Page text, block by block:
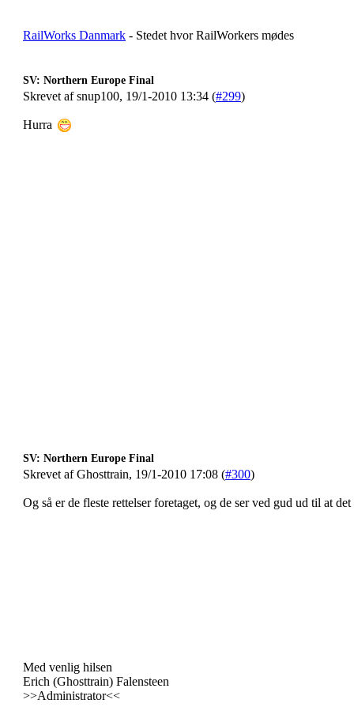
RailWorks Danmark - Stedet hvor RailWorkers mødes
SV: Northern Europe Final
Skrevet af snup100, 19/1-2010 13:34 (#299)
Hurra
SV: Northern Europe Final
Skrevet af Ghosttrain, 19/1-2010 17:08 (#300)
Og så er de fleste rettelser foretaget, og de ser ved gud ud til at
Med venlig hilsen
Erich (Ghosttrain) Falensteen
>>Administrator<<